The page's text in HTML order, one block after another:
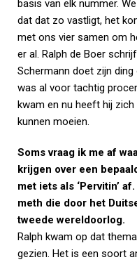
basis van elk nummer.
dat dat zo vastligt, het
met ons vier samen om
er al. Ralph de Boer
Schermann doet zijn
was al voor tachtig
kwam en nu heeft hij
kunnen moeien.
Soms vraag ik me af
krijgen over een
met iets als ‘Pervitin’
meth die door het
tweede wereldoorlog.
Ralph kwam op dat
gezien. Het is een soort